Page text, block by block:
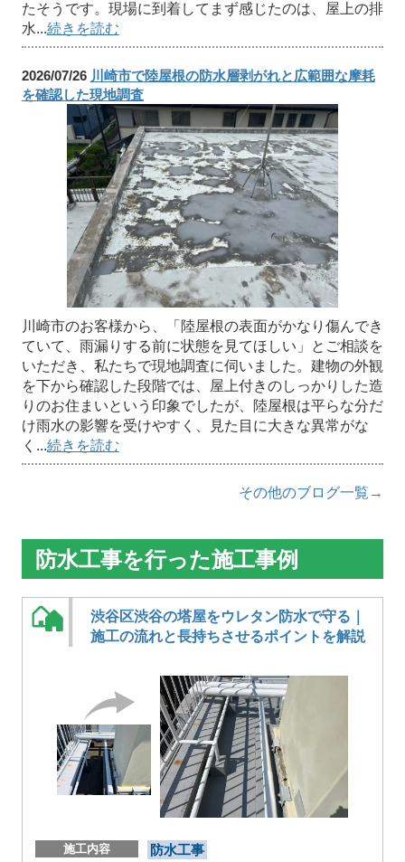
たそうです。現場に到着してまず感じたのは、屋上の排
水...続きを読む
2026/07/26 川崎市で陸屋根の防水層剥がれと広範囲な摩耗
を確認した現地調査
川崎市のお客様から、「陸屋根の表面がかなり傷んでき
ていて、雨漏りする前に状態を見てほしい」とご相談を
いただき、私たちで現地調査に伺いました。建物の外観
を下から確認した段階では、屋上付きのしっかりした造
りのお住まいという印象でしたが、陸屋根は平らな分だ
け雨水の影響を受けやすく、見た目に大きな異常がな
く...続きを読む
その他のブログ一覧→
防水工事を行った施工事例
渋谷区渋谷の塔屋をウレタン防水で守る｜
施工の流れと長持ちさせるポイントを解説
施工内容 防水工事